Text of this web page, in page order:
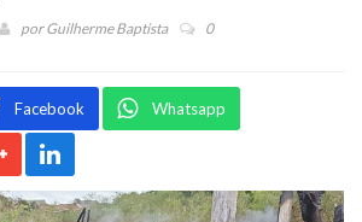
porGuilherme Baptista 0
Facebook Whatsapp